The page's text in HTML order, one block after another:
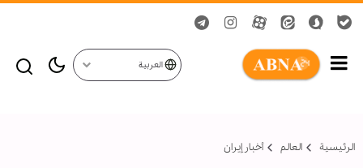
العربية
الرئيسية العالم أخبار إيران